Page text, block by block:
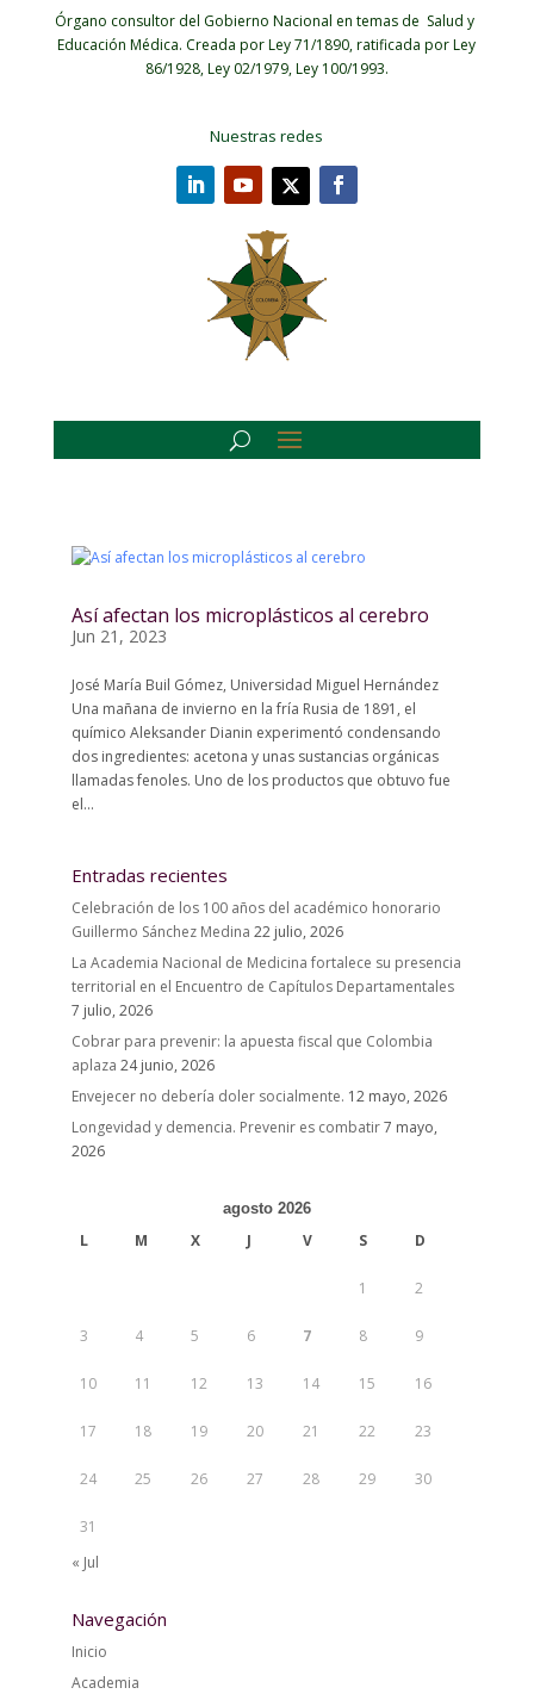
Órgano consultor del Gobierno Nacional en temas de Salud y
Educación Médica. Creada por Ley 71/1890, ratificada por Ley
86/1928, Ley 02/1979, Ley 100/1993.
Nuestras redes
Así afectan los microplásticos al cerebro
Jun 21, 2023
José María Buil Gómez, Universidad Miguel Hernández
Una mañana de invierno en la fría Rusia de 1891, el
químico Aleksander Dianin experimentó condensando
dos ingredientes: acetona y unas sustancias orgánicas
llamadas fenoles. Uno de los productos que obtuvo fue
el...
Entradas recientes
Celebración de los 100 años del académico honorario
Guillermo Sánchez Medina 22 julio, 2026
La Academia Nacional de Medicina fortalece su presencia
territorial en el Encuentro de Capítulos Departamentales
7 julio, 2026
Cobrar para prevenir: la apuesta fiscal que Colombia
aplaza 24 junio, 2026
Envejecer no debería doler socialmente. 12 mayo, 2026
Longevidad y demencia. Prevenir es combatir7 mayo,
2026
agosto 2026
L M X J V S D
1 2
3 4 5 6 7 8 9
10 11 12 13 14 15 16
17 18 19 20 21 22 23
24 25 26 27 28 29 30
31
« Jul
Navegación
Inicio
Academia